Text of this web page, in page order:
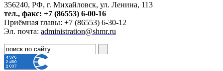
356240, РФ, г. Михайловск, ул. Ленина, 113
тел., факс: +7 (86553) 6-00-16
Приёмная главы: +7 (86553) 6-30-12
Эл. почта: administration@shmr.ru